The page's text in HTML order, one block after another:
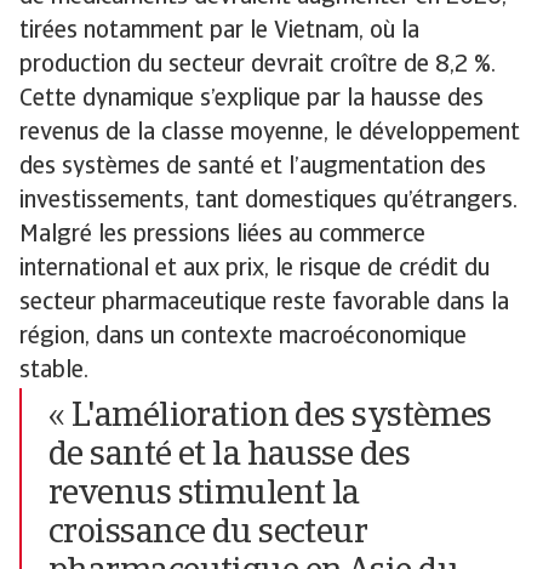
tirées notamment par le Vietnam, où la
production du secteur devrait croître de 8,2 %.
Cette dynamique s’explique par la hausse des
revenus de la classe moyenne, le développement
des systèmes de santé et l’augmentation des
investissements, tant domestiques qu’étrangers.
Malgré les pressions liées au commerce
international et aux prix, le risque de crédit du
secteur pharmaceutique reste favorable dans la
région, dans un contexte macroéconomique
stable.
« L'amélioration des systèmes
de santé et la hausse des
revenus stimulent la
croissance du secteur